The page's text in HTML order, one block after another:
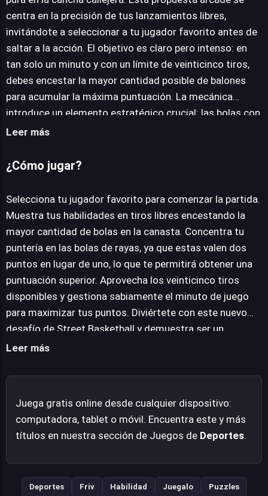
JUEGALO AHORA
centra en la precisión de tus lanzamientos libres,
invitándote a seleccionar a tu jugador favorito antes de
saltar a la acción. El objetivo es claro pero intenso: en
tan solo un minuto y con un límite de veinticinco tiros,
debes encestar la mayor cantidad posible de balones
para acumular la máxima puntuación. La mecánica
introduce un elemento estratégico crucial: las bolas con
rayas otorgan dos puntos en lugar del punto habitual,
lanzamientos especiales para maximizar su marcador.
poner a prueba la destreza y la concentración del
jugador. Más allá de la puntuación, el juego es una
invitación a demostrar maestría en el tiro, ofreciendo
una experiencia de juego accesible y atractiva para los
aficionados al deporte que buscan un desafío rápido y
gratificante. Su diseño permite disfrutarlo en línea, sin
complicaciones ni descargas adicionales, asegurando
compatibilidad con la mayoría de los navegadores web
actuales.
Leer más
¿Cómo jugar?
Selecciona tu jugador favorito para comenzar la partida.
Muestra tus habilidades en tiros libres encestando la
mayor cantidad de bolas en la canasta. Concentra tu
puntería en las bolas de rayas, ya que estas valen dos
puntos en lugar de uno, lo que te permitirá obtener una
puntuación superior. Aprovecha los veinticinco tiros
disponibles y gestiona sabiamente el minuto de juego
para maximizar tus puntos. Diviértete con este nuevo
desafío de Street Basketball y demuestra ser un
verdadero profesional del baloncesto.
Leer más
Juega gratis online desde cualquier dispositivo:
computadora, tablet o móvil. Encuentra este y más
títulos en nuestra sección de Juegos de Deportes.
Deportes Friv Habilidad Juegalo Puzzles